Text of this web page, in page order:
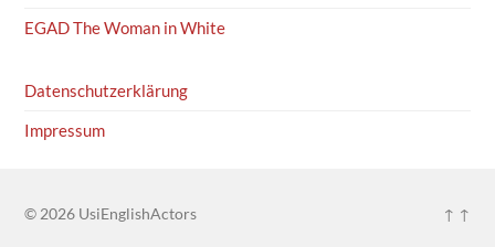
EGAD The Woman in White
Datenschutzerklärung
Impressum
© 2026 UsiEnglishActors ↑ ↑